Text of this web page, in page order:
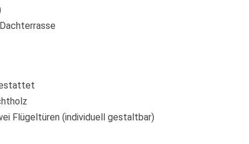
Flügeltüren (individuell gestaltbar)